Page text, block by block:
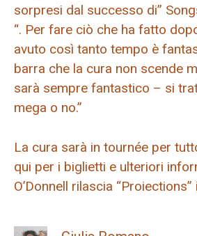
sorpresi dal successo di”
“. Per fare ciò che ha fatto
avuto così tanto tempo è
barra che la cura non scende
sarà sempre fantastico – si
mega o no.”
La cura sarà in tournée per
qui per i biglietti e ulteriori
O’Donnell rilascia